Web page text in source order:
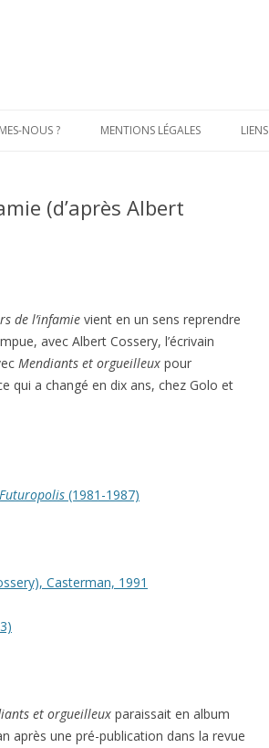
au
NOUS ? MENTIONS LÉGALES LIENS
(d’après Albert
de l’infamie vient en un sens reprendre
avec Albert Cossery, l’écrivain
Mendiants et orgueilleux pour
qui a changé en dix ans, chez Golo et
Futuropolis (1981-1987)
Casterman, 1991
et orgueilleux paraissait en album
après une pré-publication dans la revue